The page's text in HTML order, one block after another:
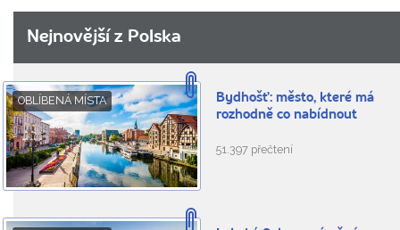
Nejnovější z Polska
OBLÍBENÁ MÍSTA
Bydhošť: město, které má
rozhodně co nabídnout
51.397 přečtení